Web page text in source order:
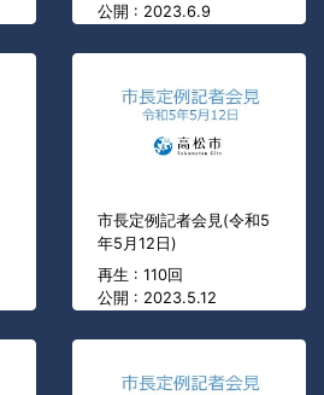
公開 : 2023.6.9
市長定例記者会見(令和5
年5月12日)
再生 : 110回
公開 : 2023.5.12